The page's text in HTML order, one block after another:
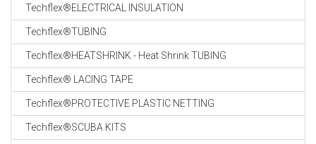
Techflex®ELECTRICAL INSULATION
Techflex®TUBING
Techflex®HEATSHRINK - Heat Shrink TUBING
Techflex® LACING TAPE
Techflex®PROTECTIVE PLASTIC NETTING
Techflex®SCUBA KITS